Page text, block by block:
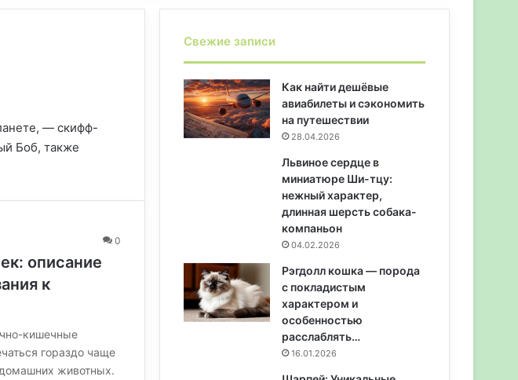
— скифф-
Боб, также
0
описание
к
кишечные
гораздо чаще
животных.
Свежие записи
Как найти дешёвые
авиабилеты и сэкономить
на путешествии
28.04.2026
Львиное сердце в
миниатюре Ши-тцу:
нежный характер,
длинная шерсть собака-
компаньон
04.02.2026
Рэгдолл кошка — порода
с покладистым
характером и
особенностью
расслаблять…
16.01.2026